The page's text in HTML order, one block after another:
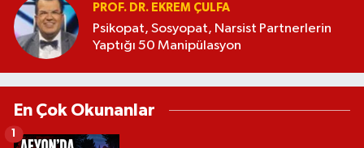
PROF. DR. EKREM ÇULFA
Psikopat, Sosyopat, Narsist Partnerlerin
Yaptığı 50 Manipülasyon
En Çok Okunanlar
1